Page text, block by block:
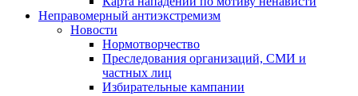
Неправомерный антиэкстремизм
Новости
Нормотворчество
Преследования организаций, СМИ и
частных лиц
Избирательные кампании